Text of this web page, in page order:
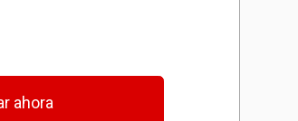
ahora